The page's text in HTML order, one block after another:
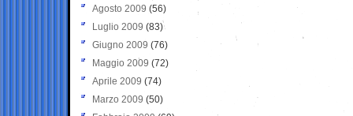
Agosto 2009 (56)
Luglio 2009 (83)
Giugno 2009 (76)
Maggio 2009 (72)
Aprile 2009 (74)
Marzo 2009 (50)